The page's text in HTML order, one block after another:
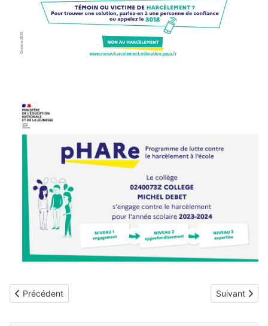
Article précédent : LES LETTRES SONT ENFIN ARRIVÉES
Précédent Article
Suivant